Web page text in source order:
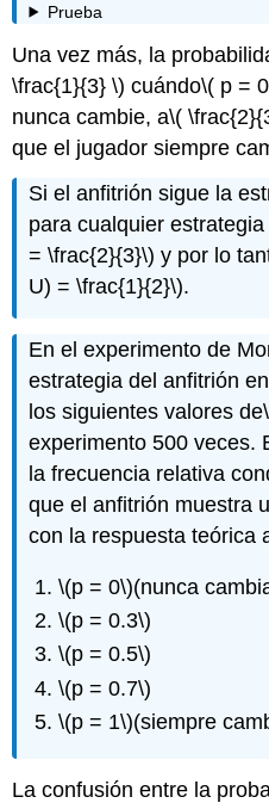
Prueba
Una vez más, la
\frac{1}{3} \) cuándo\( p =
nunca cambie, a\(
que el jugador siempre
Si el anfitrión sigue la
para cualquier
= \frac{2}{3}\) y por lo
U) = \frac{1}{2}\).
En el experimento de
estrategia del anfitrión
los siguientes valores de
experimento 500 veces.
la frecuencia relativa
que el anfitrión muestra
con la respuesta teórica
\(p = 0\)(nunca
\(p = 0.3\)
\(p = 0.5\)
\(p = 0.7\)
\(p = 1\)(siempre
La confusión entre la